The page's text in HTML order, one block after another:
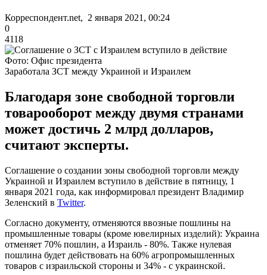
Корреспондент.net, 2 января 2021, 00:24
0
4118
Фото: Офис президента
Заработала ЗСТ между Украиной и Израилем
Благодаря зоне свободной торговли
товарооборот между двумя странами
может достичь 2 млрд долларов,
считают эксперты.
Соглашение о создании зоны свободной торговли между
Украиной и Израилем вступило в действие в пятницу, 1
января 2021 года, как информировал президент Владимир
Зеленский в Twitter.
Согласно документу, отменяются ввозные пошлины на
промышленные товары (кроме ювелирных изделий): Украина
отменяет 70% пошлин, а Израиль - 80%. Также нулевая
пошлина будет действовать на 60% агропромышленных
товаров с израильской стороны и 34% - с украинской.